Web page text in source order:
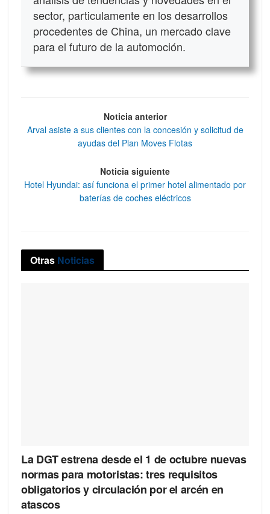
sector, particulamente en los desarrollos
procedentes de China, un mercado clave
para el futuro de la automoción.
Noticia anterior
Arval asiste a sus clientes con la concesión y solicitud de
ayudas del Plan Moves Flotas
Noticia siguiente
Hotel Hyundai: así funciona el primer hotel alimentado por
baterías de coches eléctricos
Otras Noticias
La DGT estrena desde el 1 de octubre nuevas
normas para motoristas: tres requisitos
obligatorios y circulación por el arcén en
atascos